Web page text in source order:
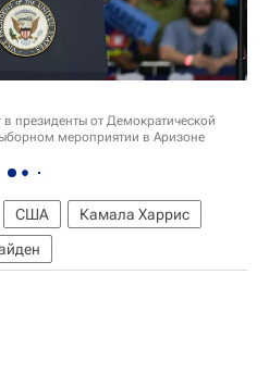
президенты от Демократической
мероприятии в Аризоне
США
Камала Харрис